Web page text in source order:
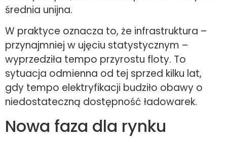
średnia unijna.
W praktyce oznacza to, że infrastruktura –
przynajmniej w ujęciu statystycznym –
wyprzedziła tempo przyrostu floty. To
sytuacja odmienna od tej sprzed kilku lat,
gdy tempo elektryfikacji budziło obawy o
niedostateczną dostępność ładowarek.
Nowa faza dla rynku